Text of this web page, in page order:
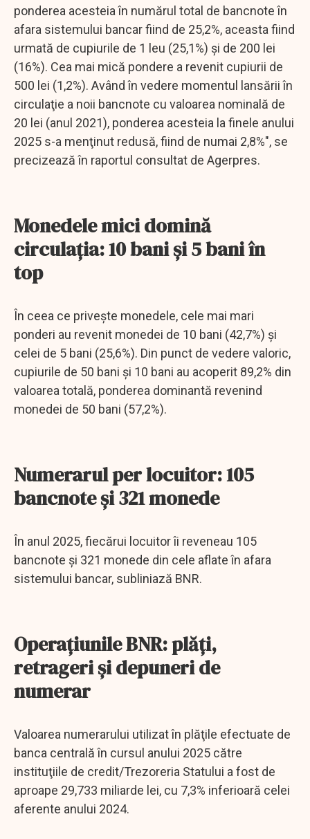
ponderea acesteia în numărul total de bancnote în
afara sistemului bancar fiind de 25,2%, aceasta fiind
urmată de cupiurile de 1 leu (25,1%) şi de 200 lei
(16%). Cea mai mică pondere a revenit cupiurii de
500 lei (1,2%). Având în vedere momentul lansării în
circulaţie a noii bancnote cu valoarea nominală de
20 lei (anul 2021), ponderea acesteia la finele anului
2025 s-a menţinut redusă, fiind de numai 2,8%", se
precizează în raportul consultat de Agerpres.
Monedele mici domină
circulația: 10 bani și 5 bani în
top
În ceea ce priveşte monedele, cele mai mari
ponderi au revenit monedei de 10 bani (42,7%) şi
celei de 5 bani (25,6%). Din punct de vedere valoric,
cupiurile de 50 bani şi 10 bani au acoperit 89,2% din
valoarea totală, ponderea dominantă revenind
monedei de 50 bani (57,2%).
Numerarul per locuitor: 105
bancnote și 321 monede
În anul 2025, fiecărui locuitor îi reveneau 105
bancnote şi 321 monede din cele aflate în afara
sistemului bancar, subliniază BNR.
Operațiunile BNR: plăți,
retrageri și depuneri de
numerar
Valoarea numerarului utilizat în plăţile efectuate de
banca centrală în cursul anului 2025 către
instituţiile de credit/Trezoreria Statului a fost de
aproape 29,733 miliarde lei, cu 7,3% inferioară celei
aferente anului 2024.